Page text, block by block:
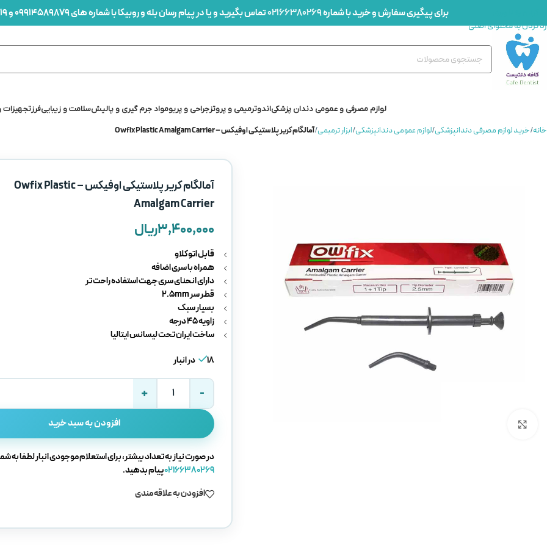
رد کردن به محتوای اصلی
برای پیگیری سفارش و خرید با شماره02166380269تماس بگیرید و یا در پیام رسان بله و روبیکا با شماره های 09914589879 و 09912436419 در ارتباط باشید
لوازم مصرفی و عمومی دندان پزشکیاندوترمیمی و پروتزجراحی و پریومواد جرم گیری و پالیشسلامت و زیباییفرزتجهیزات
خانه/خرید لوازم مصرفی دندانپزشکی/لوازم عمومی دندانپزشکی/ابزار ترمیمی/آمالگام کریر پلاستیکی اوفیکس – Owfix Plastic Amalgam Carrier
آمالگام کریر پلاستیکی اوفیکس – Owfix Plastic
Amalgam Carrier
۳,۴۰۰,۰۰۰ریال
قابل اتوکلاو
همراه با سری اضافه
دارای انحنای سری جهت استفاده راحت تر
قطر سر 2.5mm
بسیار سبک
زاویه 45 درجه
ساخت ایران تحت لیسانس ایتالیا
18 در انبار
افزودن به سبد خرید
در صورت نیاز به تعداد بیشتر، برای استعلام موجودی انبار لطفا به
02166380269پیام بدهید.
افزودن به علاقه مندی